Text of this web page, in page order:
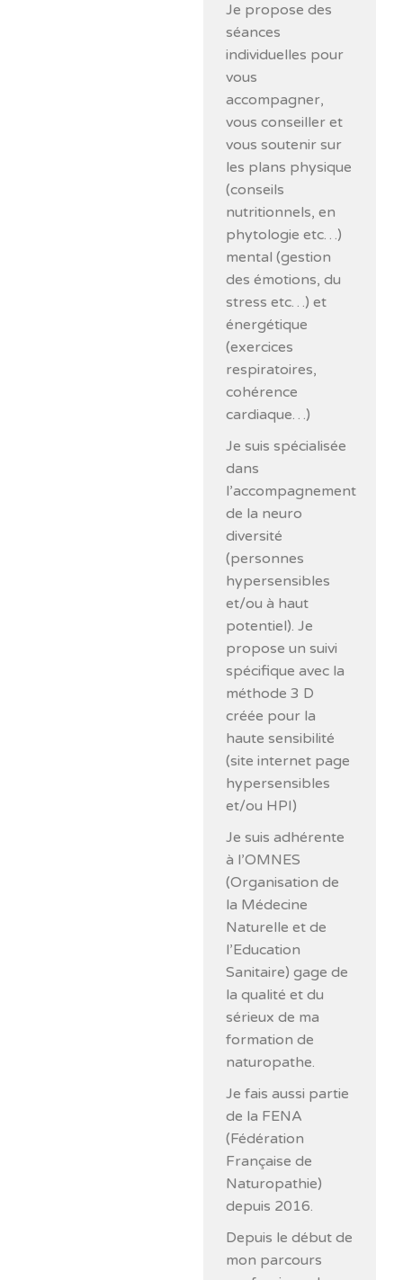
Je propose des
séances
individuelles pour
vous
accompagner,
vous conseiller et
vous soutenir sur
les plans physique
(conseils
nutritionnels, en
phytologie etc…)
mental (gestion
des émotions, du
stress etc…) et
énergétique
(exercices
respiratoires,
cohérence
cardiaque…)
Je suis spécialisée
dans
l’accompagnement
de la neuro
diversité
(personnes
hypersensibles
et/ou à haut
potentiel). Je
propose un suivi
spécifique avec la
méthode 3 D
créée pour la
haute sensibilité
(site internet page
hypersensibles
et/ou HPI)
Je suis adhérente
à l’OMNES
(Organisation de
la Médecine
Naturelle et de
l’Education
Sanitaire) gage de
la qualité et du
sérieux de ma
formation de
naturopathe.
Je fais aussi partie
de la FENA
(Fédération
Française de
Naturopathie)
depuis 2016.
Depuis le début de
mon parcours